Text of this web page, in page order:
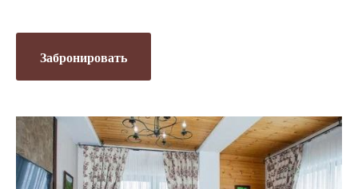
Забронировать